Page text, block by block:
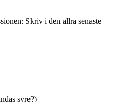
Skriv i den allra senaste
syre?)